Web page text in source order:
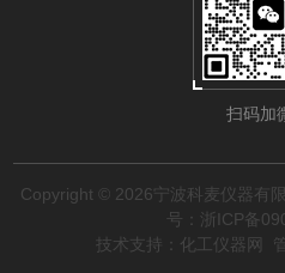
扫码加
Copyright © 2026宁波科麦仪器有
号：浙ICP备
技术支持： 化工仪器网